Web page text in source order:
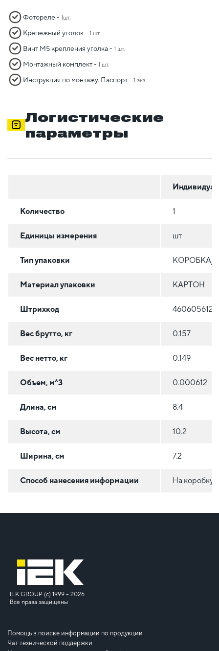
Фотореле - 1шт.
Крепежный уголок - 1 шт.
Винт М5 крепления уголка - 1 шт.
Монтажный комплект - 1 шт.
Инструкция по монтажу. Паспорт - 1 экз.
Логистические
параметры
Количество 1
Единицы измерения шт
Тип упаковки КОРОБКА/
Материал упаковки КАРТОН
Штрихкод
Вес брутто, кг 0.157
Вес нетто, кг 0.149
Объем, м^3 0.000612
Длина, см 8.4
Высота, см 10.2
Ширина, см 7.2
Способ нанесения информации На коробку
IEK GROUP (c) 1999 – 2026
Все права защищены
Помощь в поиске информации по продукции
Чат технической поддержки